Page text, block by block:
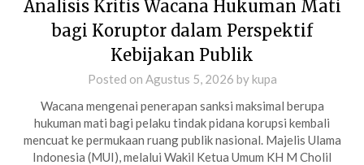
Analisis Kritis Wacana Hukuman Mati
bagi Koruptor dalam Perspektif
Kebijakan Publik
Posted on Agustus 5, 2026 bykupa
Wacana mengenai penerapan sanksi maksimal berupa
hukuman mati bagi pelaku tindak pidana korupsi kembali
mencuat ke permukaan ruang publik nasional. Majelis Ulama
Indonesia (MUI), melalui Wakil Ketua Umum KH M Cholil